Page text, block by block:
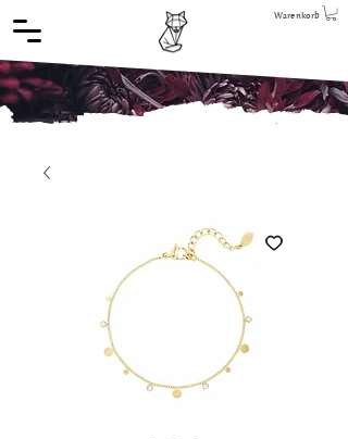
Warenkorb